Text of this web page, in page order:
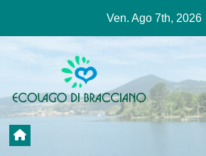
contenuto
Ven. Ago 7th, 2026